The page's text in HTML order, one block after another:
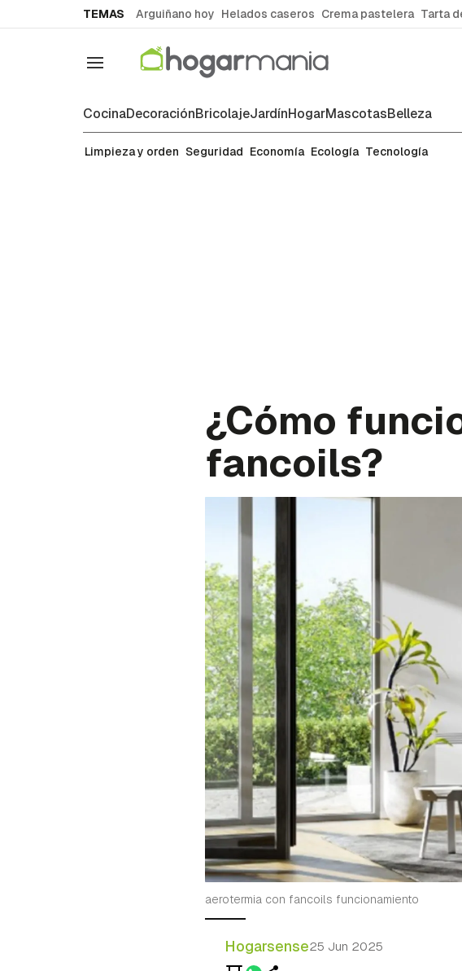
TEMAS Arguiñano hoy Helados caseros Crema pastelera Tarta
Navegación
CocinaDecoraciónBricolajeJardínHogarMascotasBelleza
Ecología
Limpieza y orden Seguridad Economía Ecología Tecnología
¿Cómo
fancoils?
aerotermia con fancoils funcionamiento
Hogarsense25 Jun 2025